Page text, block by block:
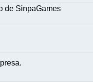
de SinpaGames